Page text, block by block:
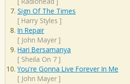
Sign Of The Times
[ Harry Styles ]
In Repair
[ John Mayer ]
Hari Bersamanya
[ Sheila On 7 ]
You're Gonna Live Forever In Me
[ John Mayer ]